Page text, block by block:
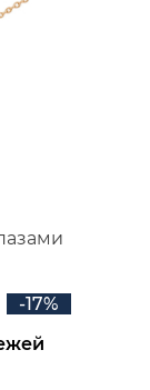
-17%